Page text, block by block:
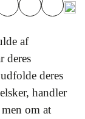
af
deres
deres
handler
om at